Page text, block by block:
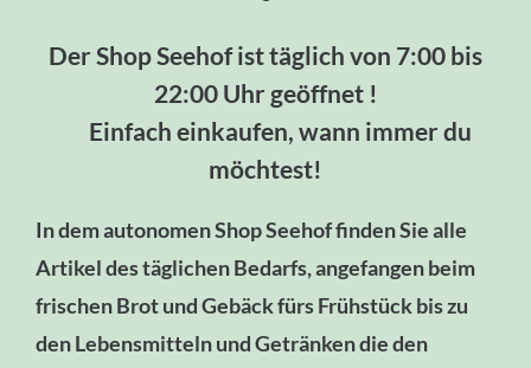
Der Shop Seehof ist täglich von 7:00 bis
22:00 Uhr geöffnet !
Einfach einkaufen, wann immer du
möchtest!
In dem autonomen Shop Seehof finden Sie alle
Artikel des täglichen Bedarfs, angefangen beim
frischen Brot und Gebäck fürs Frühstück bis zu
den Lebensmitteln und Getränken die den